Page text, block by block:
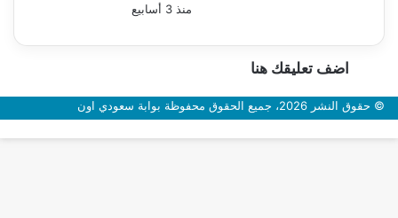
منذ 3 أسابيع
اضف تعليقك هنا
© حقوق النشر 2026، جميع الحقوق محفوظة بوابة سعودي اون